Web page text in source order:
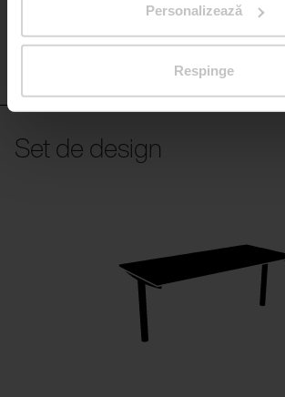
Personalizează
Respinge
Set de design